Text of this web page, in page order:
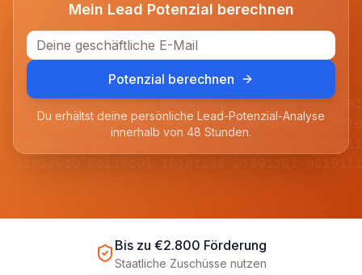
10110100 01011001 11100110 00011011
00101011 10010110 01101001 11011100
Mein Lead Potenzial berechnen
Potenzial berechnen
Du erhältst deine persönliche Lead-Potenzial-Analyse
innerhalb von 48 Stunden.
Bis zu €2.800 Förderung
Staatliche Zuschüsse nutzen